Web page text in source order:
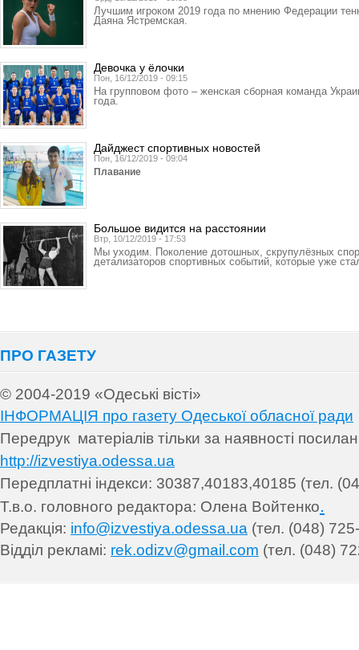
Лучшим игроком 2019 года по мнению Федерации
Даяна Ястремская.
Девочка у ёлочки
Пон, 16/12/2019 - 09:15
На групповом фото – женская сборная команда
года.
Дайджест спортивных новостей
Пон, 16/12/2019 - 09:04
Плавание
Большое видится на расстоянии
Втр, 10/12/2019 - 17:53
Мы уходим. Поколение дотошных, скрупулёзных
детализаторов спортивных событий, которые уже
ПРО ГАЗЕТУ
© 2004-2019 «Одеські вісті»
ІНФОРМАЦІЯ про газету Одеської обласної ради
Передрук матеріалів тільки за наявності
http://izvestiya.odessa.ua
Передплатні індекси: 30387,40183,40185 (тел.
Т.в.о. головного редактора: Олена Войтенко.
Редакція: info@izvestiya.odessa.ua (тел. (048)
Відділ рекламі: rek.odizv@gmail.com (тел. (048)